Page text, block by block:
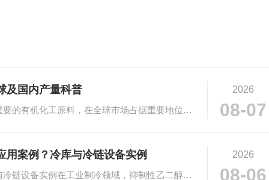
及国内产量科普
# 乙二醇市场规模与产量科普乙二醇作为重要的有机化工原料，在全球市场占据重要地位。···
2026
08-07
用案例？冷库与冷链设备实例
# 抑制性乙二醇在工业制冷的应用：冷库与冷链设备实例在工业制冷领域，抑制性乙二醇凭···
2026
08-06